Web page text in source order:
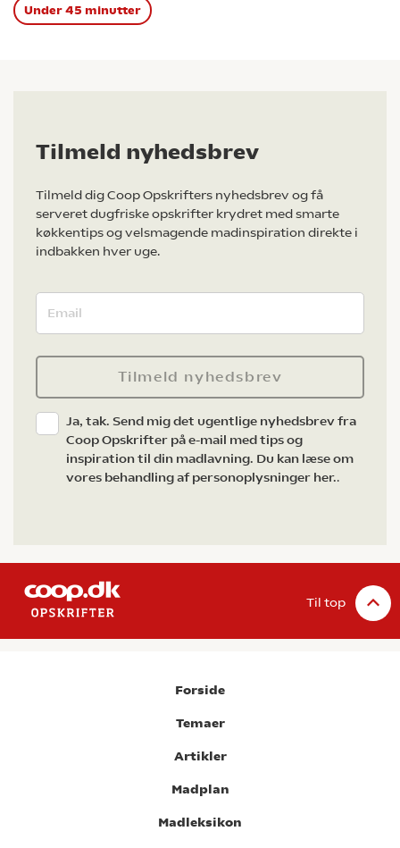
Under 45 minutter
Tilmeld nyhedsbrev
Tilmeld dig Coop Opskrifters nyhedsbrev og få
serveret dugfriske opskrifter krydret med smarte
køkkentips og velsmagende madinspiration direkte i
indbakken hver uge.
Tilmeld nyhedsbrev
Ja, tak. Send mig det ugentlige nyhedsbrev fra
Coop Opskrifter på e-mail med tips og
inspiration til din madlavning. Du kan læse om
vores behandling af personoplysninger her..
Til top
Forside
Temaer
Artikler
Madplan
Madleksikon